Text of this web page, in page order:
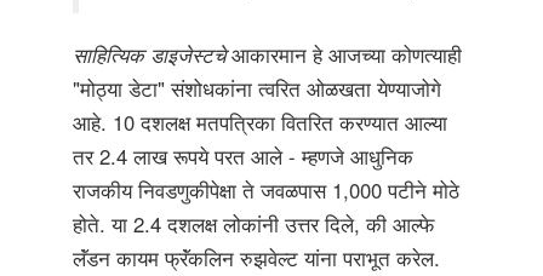
साहित्यिक डाइजेस्टचेआकारमान हे आजच्या कोणत्याही
"मोठ्या डेटा" संशोधकांना त्वरित ओळखता येण्याजोगे
आहे. 10 दशलक्ष मतपत्रिका वितरित करण्यात आल्या
तर 2.4 लाख रूपये परत आले - म्हणजे आधुनिक
राजकीय निवडणुकीपेक्षा ते जवळपास 1,000 पटीने मोठे
होते. या 2.4 दशलक्ष लोकांनी उत्तर दिले, की आल्फे
लॅंडन कायम फ्रॅंकलिन रुझवेल्ट यांना पराभूत करेल.